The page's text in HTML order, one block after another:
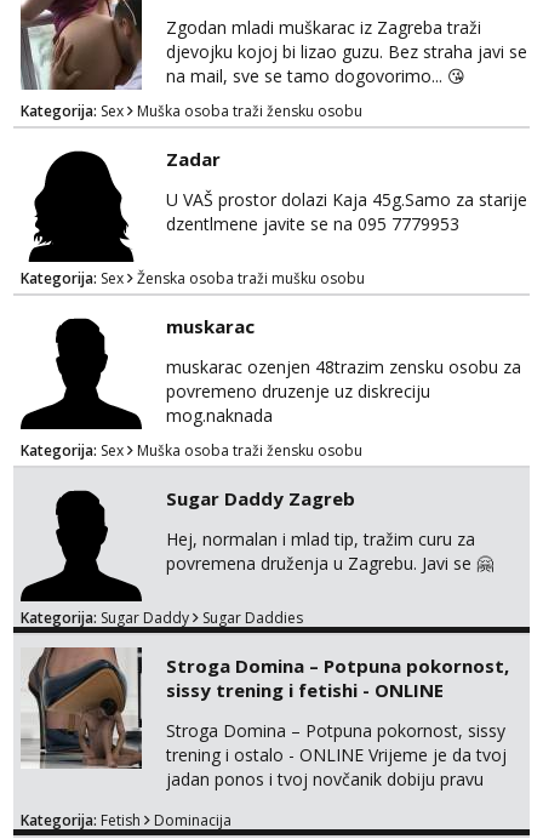
Zgodan mladi muškarac iz Zagreba traži
djevojku kojoj bi lizao guzu. Bez straha javi se
na mail, sve se tamo dogovorimo... 😘
Kategorija: Sex Muška osoba traži žensku osobu
Zadar
U VAŠ prostor dolazi Kaja 45g.Samo za starije
dzentlmene javite se na 095 7779953
Kategorija: Sex Ženska osoba traži mušku osobu
muskarac
muskarac ozenjen 48trazim zensku osobu za
povremeno druzenje uz diskreciju
mog.naknada
Kategorija: Sex Muška osoba traži žensku osobu
Sugar Daddy Zagreb
Hej, normalan i mlad tip, tražim curu za
povremena druženja u Zagrebu. Javi se 🤗
Kategorija: Sugar Daddy Sugar Daddies
Stroga Domina – Potpuna pokornost,
sissy trening i fetishi - ONLINE
Stroga Domina – Potpuna pokornost, sissy
trening i ostalo - ONLINE Vrijeme je da tvoj
jadan ponos i tvoj novčanik dobiju pravu
Domina preuzima potpunu kontrolu nad
Kategorija: Fetish Dominacija